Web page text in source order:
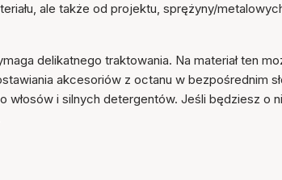
ale także od projektu, sprężyny/
delikatnego traktowania. Na materiał ten
akcesoriów z octanu w bezpośrednim
włosów i silnych detergentów. Jeśli będziesz o